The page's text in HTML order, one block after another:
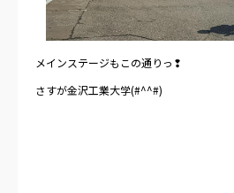
メインステージもこの通りっ❢
さすが金沢工業大学(#^^#)